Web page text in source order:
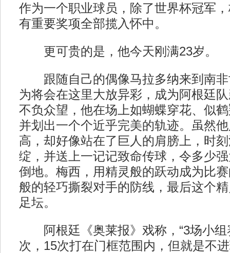
作为一个职业球员，除了世界杯冠军
有重要奖项全部揽入怀中。
更可贵的是，他今天刚满23岁。
跟随自己的偶像马拉多纳来到南非
为将会在这里大放异彩，成为阿根廷
不负众望，他在场上如蝴蝶穿花、似
并划出一个个近乎完美的轨迹。虽然
高，却好像站在了巨人的肩膀上，时
绽，并送上一记记致命传球，令多少
倒地。梅西，用精灵般的跃动成为比
般的轻巧撕裂对手的防线，最后这个
足坛。
阿根廷《奥莱报》戏称，“3场小组
次，15次打在门框范围内，但就是不